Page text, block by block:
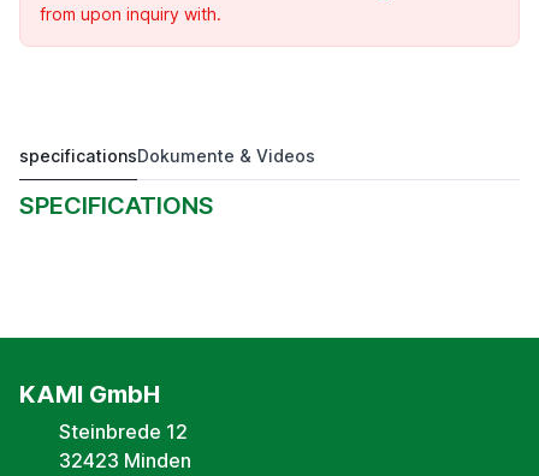
from upon inquiry with.
Magnetband für KAMI Magnetlesekopf lfd. Meter
Preis auf Anfrage*
specificationsDokumente & Videos
SPECIFICATIONS
KAMI GmbH
Steinbrede 12
32423 Minden